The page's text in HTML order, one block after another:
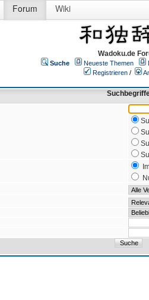
Forum Wiki
Wadoku.de
Suche Neueste Themen
Registrieren /